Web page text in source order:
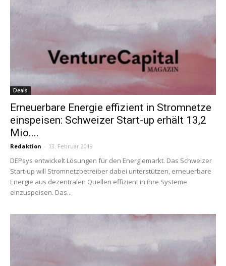
Deals
Erneuerbare Energie effizient in Stromnetze
einspeisen: Schweizer Start-up erhält 13,2
Mio....
Redaktion - 13. Februar 2019
DEPsys entwickelt Lösungen für den Energiemarkt. Das Schweizer
Start-up will Stromnetzbetreiber dabei unterstützen, erneuerbare
Energie aus dezentralen Quellen effizient in ihre Systeme
einzuspeisen. Das...